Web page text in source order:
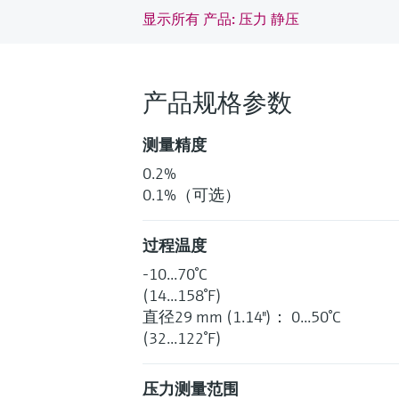
显示所有 产品: 压力 静压
产品规格参数
测量精度
0.2%
0.1%（可选）
过程温度
-10...70°C
(14...158°F)
直径29 mm (1.14")： 0...50°C
(32...122°F)
压力测量范围